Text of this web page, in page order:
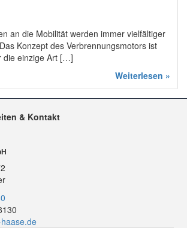
an die Mobilität werden immer vielfältiger
Konzept des Verbrennungsmotors ist
die einzige Art […]
Weiterlesen »
& Kontakt